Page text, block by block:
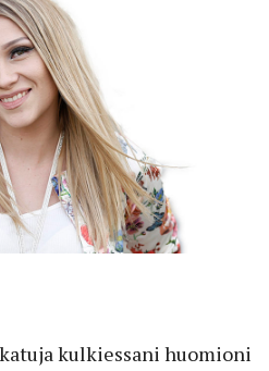
kulkiessani huomioni